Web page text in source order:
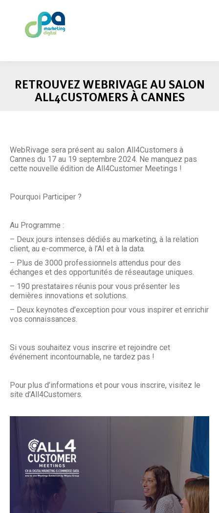
RETROUVEZ WEBRIVAGE AU SALON
ALL4CUSTOMERS À CANNES
WebRivage sera présent au salon All4Customers à
Cannes du 17 au 19 septembre 2024. Ne manquez pas
cette nouvelle édition de All4Customer Meetings !
Pourquoi Participer ?
Au Programme :
– Deux jours intenses dédiés au marketing, à la relation
client, au e-commerce, à l’AI et à la data.
– Plus de 3000 professionnels attendus pour des
échanges et des opportunités de réseautage uniques.
– 190 prestataires réunis pour vous présenter les
dernières innovations et solutions.
– Deux keynotes d’exception pour vous inspirer et enrichir
vos connaissances.
Si vous souhaitez vous inscrire et rejoindre cet
événement incontournable, ne tardez pas !
Pour plus d’informations et pour vous inscrire, visitez le
site d’All4Customers.